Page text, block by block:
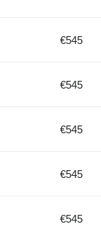
€545
€545
€545
€545
€545